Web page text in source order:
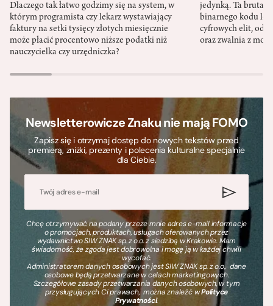
Dlaczego tak łatwo godzimy się na system, w
którym programista czy lekarz wystawiający
faktury na setki tysięcy złotych miesięcznie
może płacić procentowo niższe podatki niż
nauczycielka czy urzędniczka?
jedynką. Ta
binarnego kodu
cyfrowych elit,
oraz zwalnia z
Newsletterowicze Znaku nie mają FOMO
Zapisz się i otrzymaj dostęp do nowych tekstów przed
premierą, zniżki, prezenty i polecenia kulturalne specjalnie
dla Ciebie.
Chcę otrzymywać na podany przeze mnie adres e-mail informacje
o promocjach, produktach, usługach oferowanych przez
wydawnictwo SIW ZNAK sp. z o.o. z siedzibą w Krakowie. Mam
świadomość, że zgoda jest dobrowolna i mogę ją w każdej chwili
wycofać.
Administratorem danych osobowych jest SIW ZNAK sp. z o.o., dane
osobowe będą przetwarzane w celach marketingowych.
Szczegółowe zasady przetwarzania danych osobowych, w tym
przysługujących Ci prawach, można znaleźć wPolityce
Prywatności.